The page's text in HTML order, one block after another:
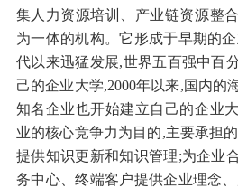
集人力资源培训、产业链资源整
为一体的机构。它形成于早期的
代以来迅猛发展,世界五百强中百
己的企业大学,2000年以来,国内的
知名企业也开始建立自己的企业
业的核心竞争力为目的,主要承担
提供知识更新和知识管理;为企业
务中心、终端客户提供企业理念